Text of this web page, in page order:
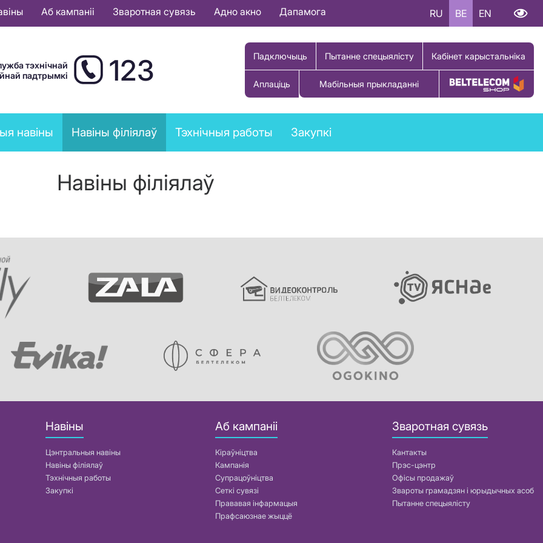
Аб кампаніі Зваротная сувязь Адно акно Дапамога RU BE EN
тэхнічнай
падтрымкі
123 Падключыць Пытанне спецыялісту Кабінет карыстальніка
Аплаціць Мабільныя прыкладанні Купіць тавар
навіны Навіны філіялаў Тэхнічныя работы Закупкі
Навіны філіялаў
Навіны
Цэнтральныя навіны
Навіны філіялаў
Тэхнічныя работы
Закупкі
Аб кампаніі
Кіраўніцтва
Кампанія
Супрацоўніцтва
Сеткі сувязі
Прававая інфармацыя
Прафсаюзнае жыццё
Зваротная сувязь
Кантакты
Прэс-цэнтр
Офісы продажаў
Звароты грамадзян і юрыдычных асоб
Пытанне спецыялісту